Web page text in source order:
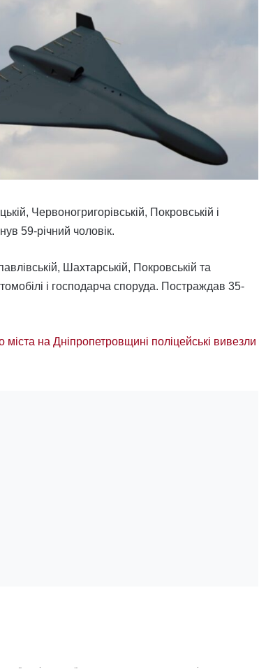
Червоногригорівській, Покровській і
59-річний чоловік.
Шахтарській, Покровській та
і господарча споруда. Постраждав 35-
міста на Дніпропетровщині поліцейські вивезли